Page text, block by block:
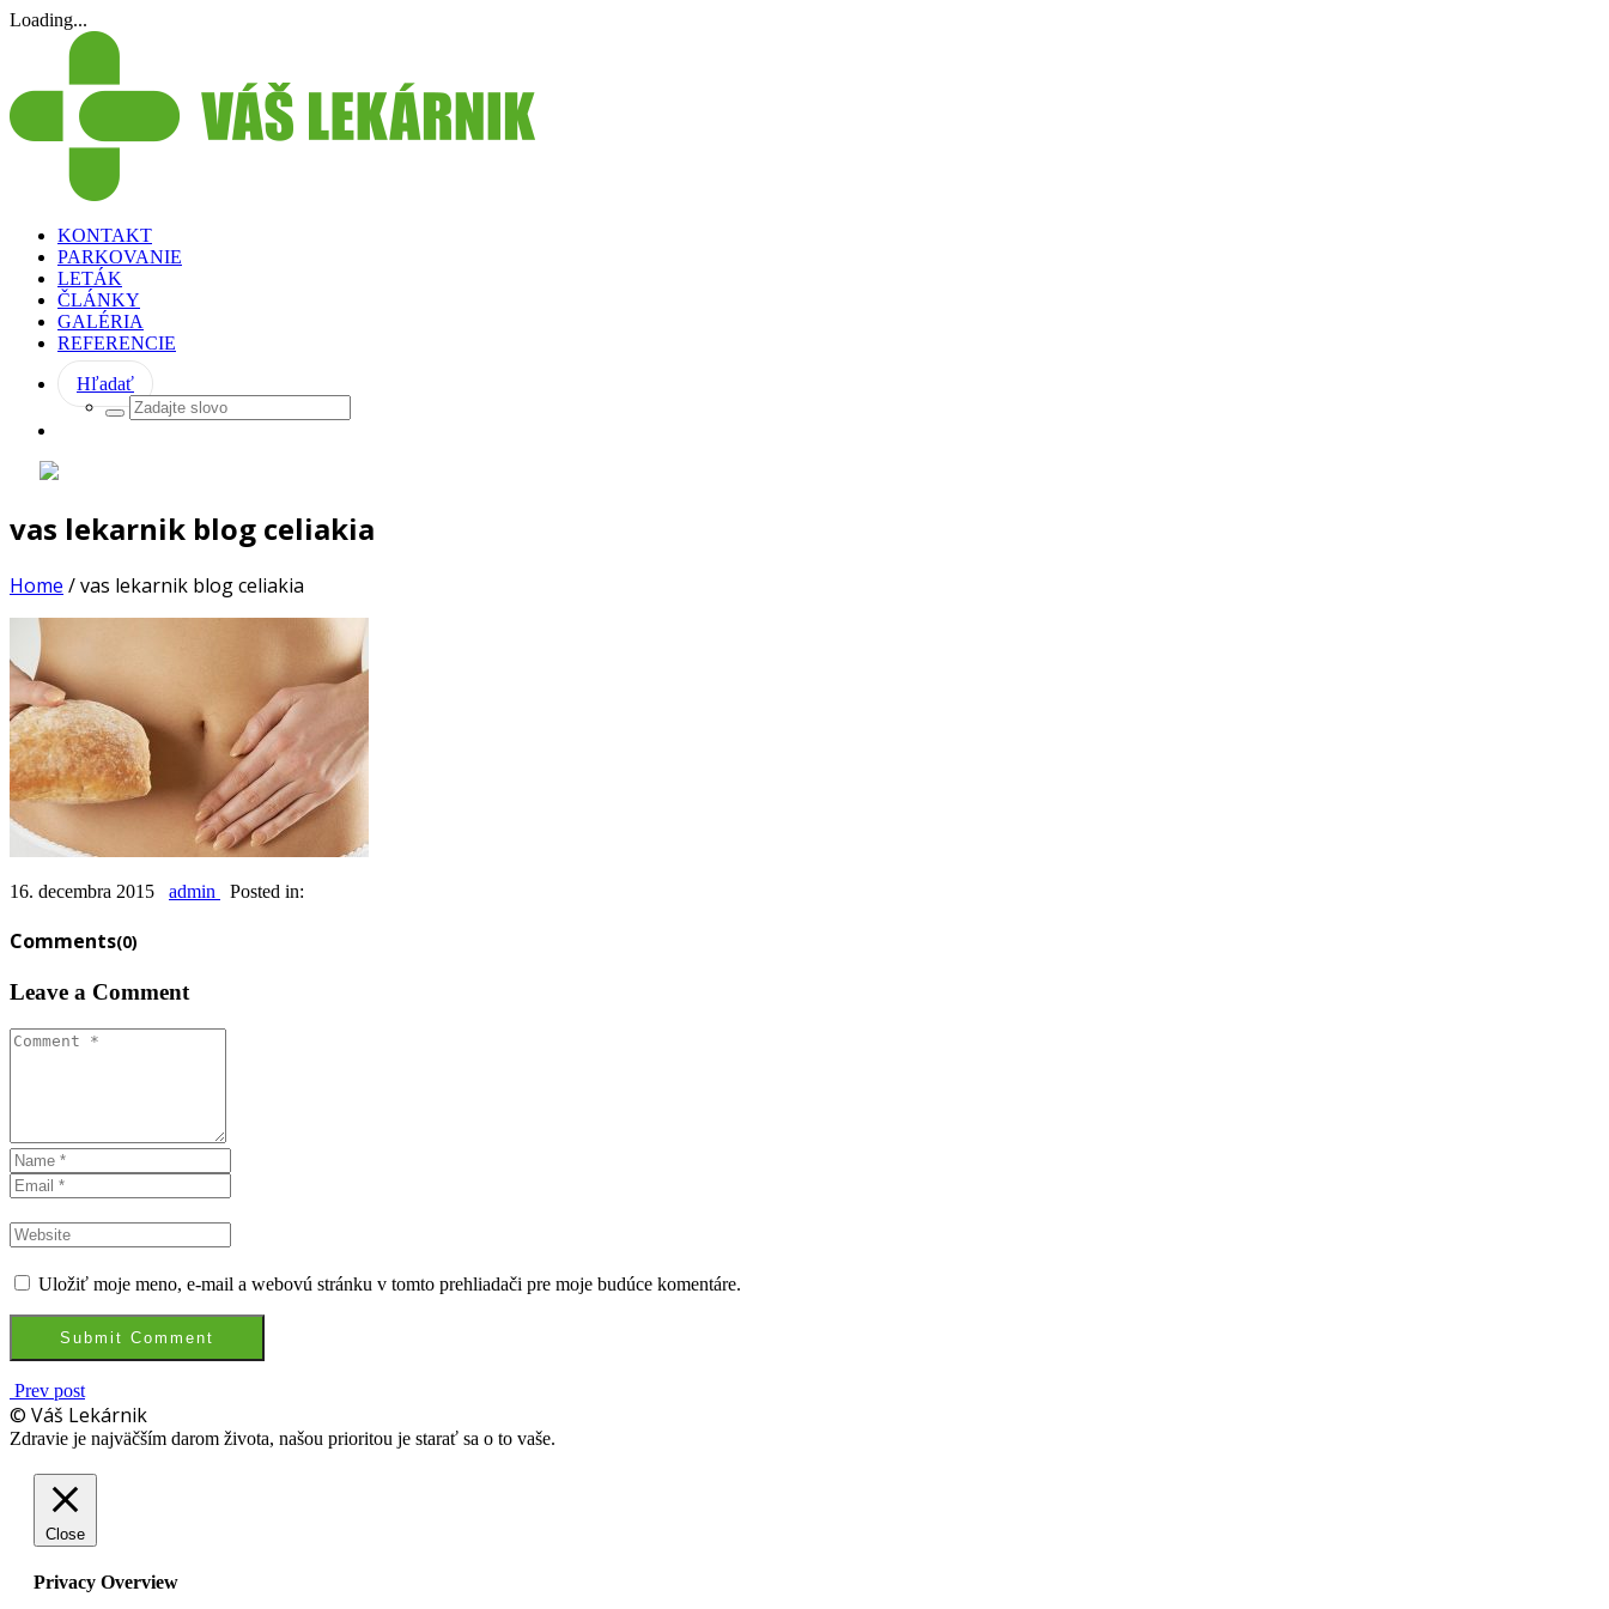
Loading...
KONTAKT
PARKOVANIE
LETÁK
ČLÁNKY
GALÉRIA
REFERENCIE
Hľadať
vas lekarnik blog celiakia
Home /vas lekarnik blog celiakia
16. decembra 2015 admin Posted in:
Comments(0)
Leave a Comment
Uložiť moje meno, e-mail a webovú stránku v tomto prehliadači pre moje budúce komentáre.
Prev post
© Váš Lekárnik
Zdravie je najväčším darom života, našou prioritou je starať sa o to vaše.
Close
Privacy Overview